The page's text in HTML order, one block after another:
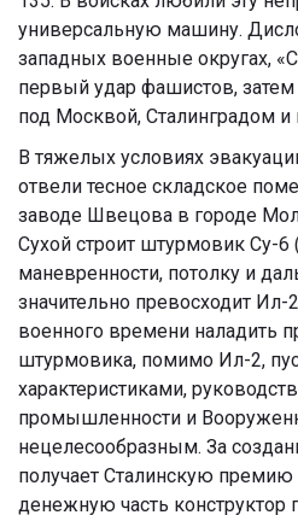
универсальную машину.
западных военные округах,
первый удар фашистов,
под Москвой, Сталинградом и
В тяжелых условиях
отвели тесное складское
заводе Швецова в городе
Сухой строит штурмовик Су-6
маневренности, потолку и
значительно превосходит Ил-
военного времени наладить
штурмовика, помимо Ил-2,
характеристиками,
промышленности и
нецелесообразным. За
получает Сталинскую
денежную часть конструктор